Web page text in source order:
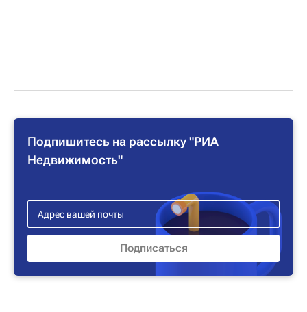
Подпишитесь на рассылку "РИА
Недвижимость"